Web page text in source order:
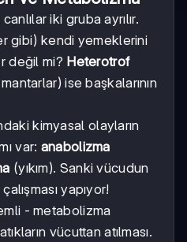
iki gruba ayrılır.
gibi) kendi yemeklerini
değil mi? Heterotrof
ise başkalarının
kimyasal olayların
var: anabolizma
(yıkım). Sanki vücudun
yapıyor!
- metabolizma
vücuttan atılması.